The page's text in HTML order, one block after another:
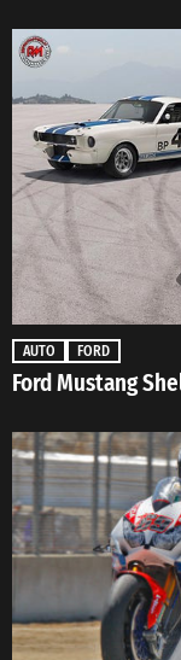
AUTO FORD
Ford Mustang